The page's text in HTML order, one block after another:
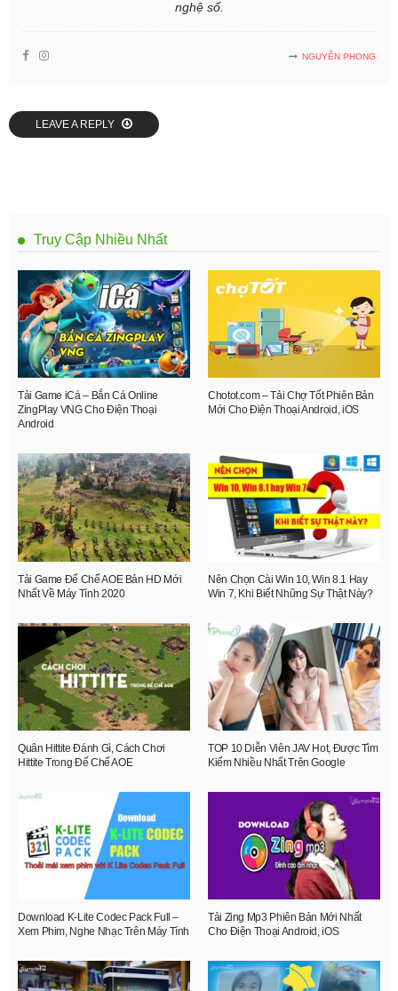
nghệ số.
NGUYỄN PHONG
LEAVE A REPLY
Truy Cập Nhiều Nhất
Tải Game iCá – Bắn Cá Online
ZingPlay VNG Cho Điện Thoại
Android
Chotot.com – Tải Chợ Tốt Phiên Bản
Mới Cho Điện Thoại Android, iOS
Tải Game Đế Chế AOE Bản HD Mới
Nhất Về Máy Tính 2020
Nên Chọn Cài Win 10, Win 8.1 Hay
Win 7, Khi Biết Những Sự Thật Này?
Quân Hittite Đánh Gì, Cách Chơi
Hittite Trong Đế Chế AOE
TOP 10 Diễn Viên JAV Hot, Được Tìm
Kiếm Nhiều Nhất Trên Google
Download K-Lite Codec Pack Full –
Xem Phim, Nghe Nhạc Trên Máy Tính
Tải Zing Mp3 Phiên Bản Mới Nhất
Cho Điện Thoại Android, iOS